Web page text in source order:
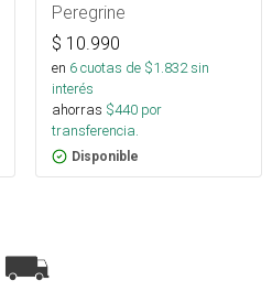
Peregrine
$ 10.990
en 6cuotas de $1.832sin
interés
ahorras $440 por
transferencia.
Disponible